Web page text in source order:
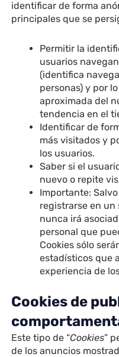
identificar de forma
principales que se
Permitir la
usuarios
(identifica
personas) y por
aproximada del
tendencia en el
Identificar de
más visitados y
los usuarios.
Saber si el
nuevo o repite
Importante:
registrarse en un
nunca irá
personal que
Cookies sólo
estadísticos que
experiencia de
Cookies de
Este tipo de “Cookies”
de los anuncios